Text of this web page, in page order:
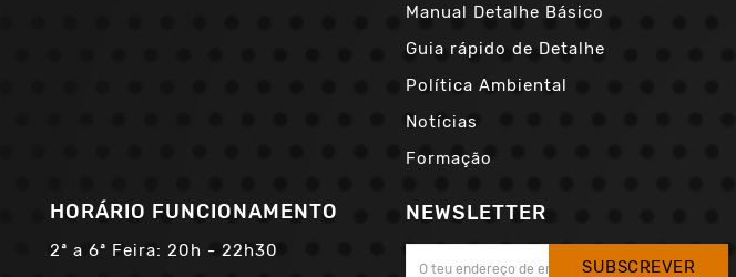
Manual Detalhe Básico
Guia rápido de Detalhe
Política Ambiental
Notícias
Formação
HORÁRIO FUNCIONAMENTO
2ª a 6ª Feira: 20h - 22h30
NEWSLETTER
SUBSCREVER